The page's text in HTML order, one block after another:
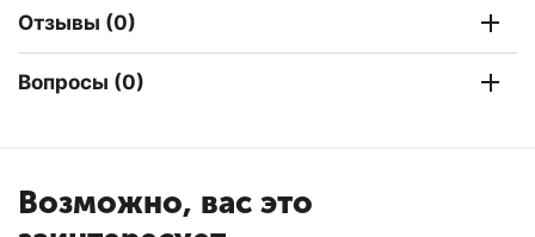
Отзывы (0)
Вопросы (0)
Возможно, вас это